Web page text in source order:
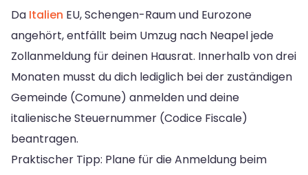
Da Italien EU, Schengen-Raum und Eurozone
angehört, entfällt beim Umzug nach Neapel jede
Zollanmeldung für deinen Hausrat. Innerhalb von drei
Monaten musst du dich lediglich bei der zuständigen
Gemeinde (Comune) anmelden und deine
italienische Steuernummer (Codice Fiscale)
beantragen.
Praktischer Tipp: Plane für die Anmeldung beim